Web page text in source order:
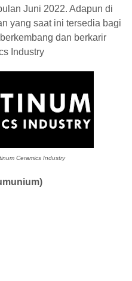
Juni 2022. Adapun di
yang saat ini tersedia bagi
dan berkarir
Industry
Ceramics Industry